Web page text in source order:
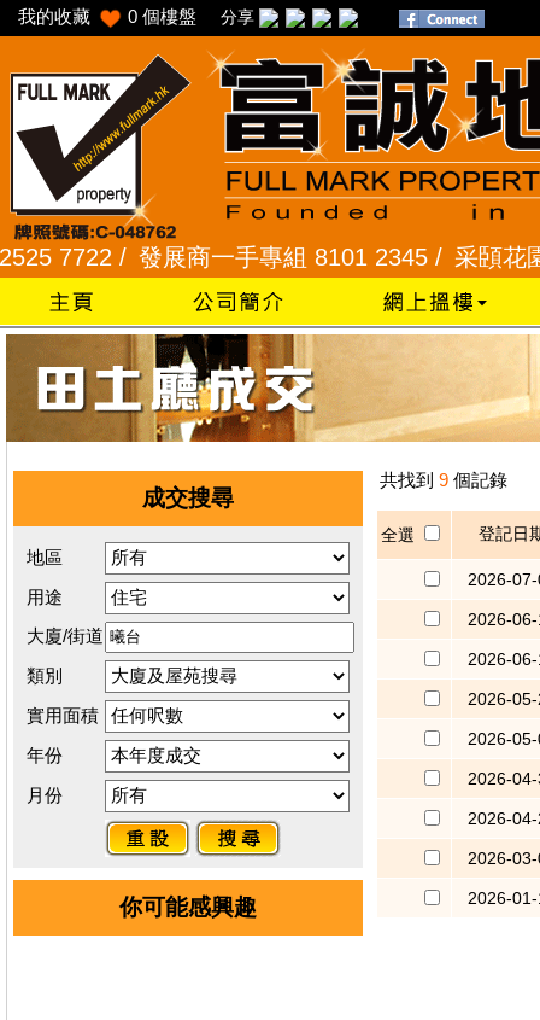
我的收藏 0 個樓盤 分享
7722 /發展商一手專組 8101 2345 /采頣花園
成交搜尋
地區
用途
大廈/街道
類別
實用面積
年份
月份
你可能感興趣
共找到 9 個記錄
全選 登記日
2026-
2026-
2026-
2026-
2026-
2026-
2026-
2026-
2026-